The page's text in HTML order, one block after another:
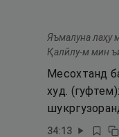
Яъмалуна лаҳу
Қалӣлу-м мин
Месохтанд
худ.
34:13